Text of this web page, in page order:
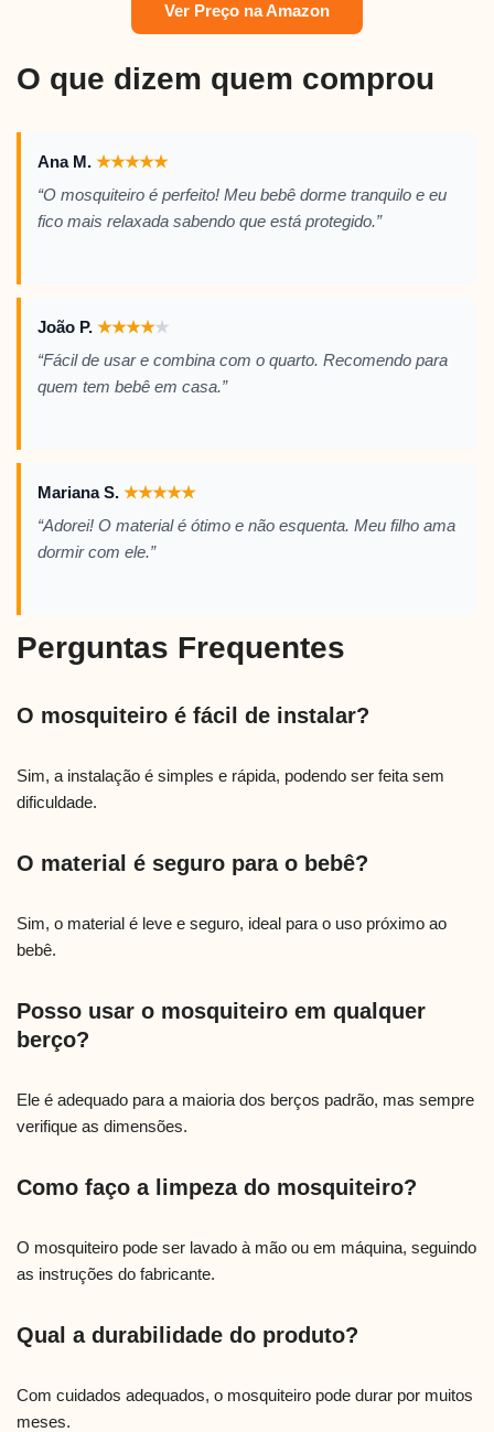
Ver Preço na Amazon
O que dizem quem comprou
Ana M. ★★★★★
“O mosquiteiro é perfeito! Meu bebê dorme tranquilo e eu
fico mais relaxada sabendo que está protegido.”
João P. ★★★★★
“Fácil de usar e combina com o quarto. Recomendo para
quem tem bebê em casa.”
Mariana S. ★★★★★
“Adorei! O material é ótimo e não esquenta. Meu filho ama
dormir com ele.”
Perguntas Frequentes
O mosquiteiro é fácil de instalar?
Sim, a instalação é simples e rápida, podendo ser feita sem
dificuldade.
O material é seguro para o bebê?
Sim, o material é leve e seguro, ideal para o uso próximo ao
bebê.
Posso usar o mosquiteiro em qualquer
berço?
Ele é adequado para a maioria dos berços padrão, mas sempre
verifique as dimensões.
Como faço a limpeza do mosquiteiro?
O mosquiteiro pode ser lavado à mão ou em máquina, seguindo
as instruções do fabricante.
Qual a durabilidade do produto?
Com cuidados adequados, o mosquiteiro pode durar por muitos
meses.